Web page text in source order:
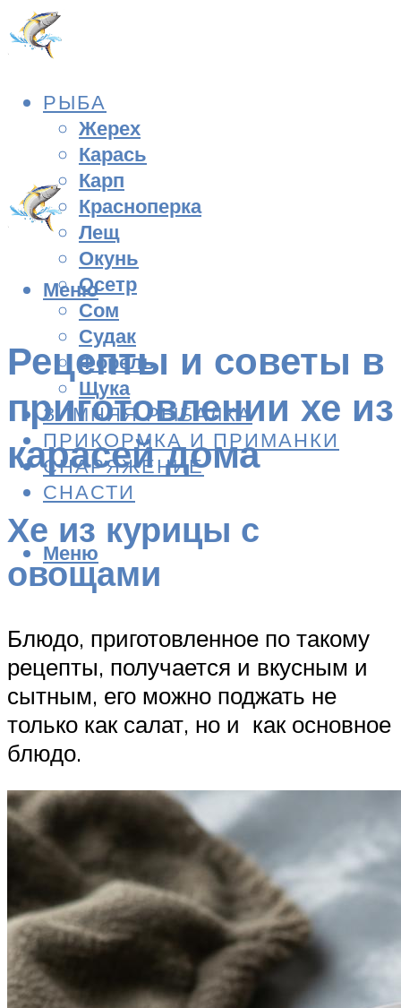
РЫБА
Жерех
Карась
Карп
Красноперка
Лещ
Окунь
Осетр
Сом
Судак
Форель
Щука
ЗИМНЯЯ РЫБАЛКА
ПРИКОРМКА И ПРИМАНКИ
СНАРЯЖЕНИЕ
СНАСТИ
Меню
Меню
Рецепты и советы в
приготовлении хе из
карасей дома
Хе из курицы с
овощами
Блюдо, приготовленное по такому
рецепты, получается и вкусным и
сытным, его можно поджать не
только как салат, но и как основное
блюдо.